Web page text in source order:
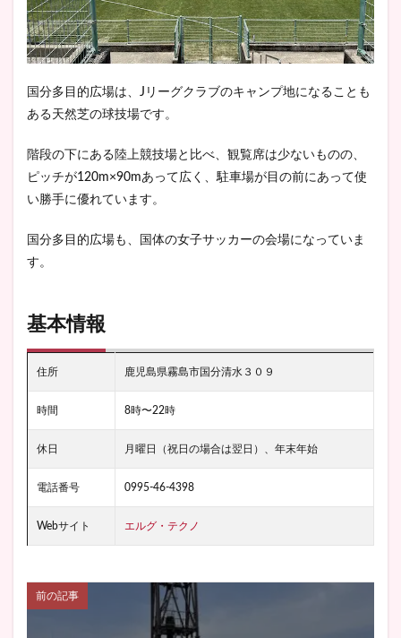
国分多目的広場は、Jリーグクラブのキャンプ地になることも
ある天然芝の球技場です。
階段の下にある陸上競技場と比べ、観覧席は少ないものの、
ピッチが120m×90mあって広く、駐車場が目の前にあって使
い勝手に優れています。
国分多目的広場も、国体の女子サッカーの会場になっていま
す。
基本情報
住所 鹿児島県霧島市国分清水３０９
時間 8時〜22時
休日 月曜日（祝日の場合は翌日）、年末年始
電話番号 0995-46-4398
Webサイト エルグ・テクノ
前の記事